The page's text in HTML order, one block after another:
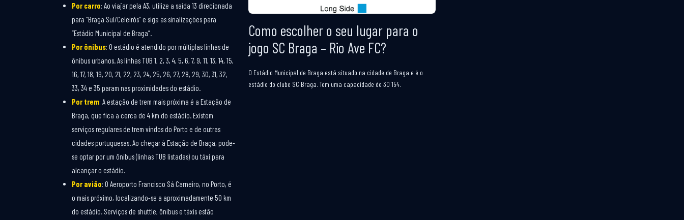
Por carro: Ao viajar pela A3, utilize a saída 13 direcionada
para “Braga Sul/Celeirós” e siga as sinalizações para
“Estádio Municipal de Braga”.
Por ônibus: O estádio é atendido por múltiplas linhas de
ônibus urbanos. As linhas TUB 1, 2, 3, 4, 5, 6, 7, 9, 11, 13, 14, 15,
16, 17, 18, 19, 20, 21, 22, 23, 24, 25, 26, 27, 28, 29, 30, 31, 32,
33, 34 e 35 param nas proximidades do estádio.
Por trem: A estação de trem mais próxima é a Estação de
Braga, que fica a cerca de 4 km do estádio. Existem
serviços regulares de trem vindos do Porto e de outras
cidades portuguesas. Ao chegar à Estação de Braga, pode-
se optar por um ônibus (linhas TUB listadas) ou táxi para
alcançar o estádio.
Por avião: O Aeroporto Francisco Sá Carneiro, no Porto, é
o mais próximo, localizando-se a aproximadamente 50 km
do estádio. Serviços de shuttle, ônibus e táxis estão
Como escolher o seu lugar para o
jogo SC Braga – Rio Ave FC?
O Estádio Municipal de Braga está situado na cidade de Braga e é o
estádio do clube SC Braga. Tem uma capacidade de 30 154.